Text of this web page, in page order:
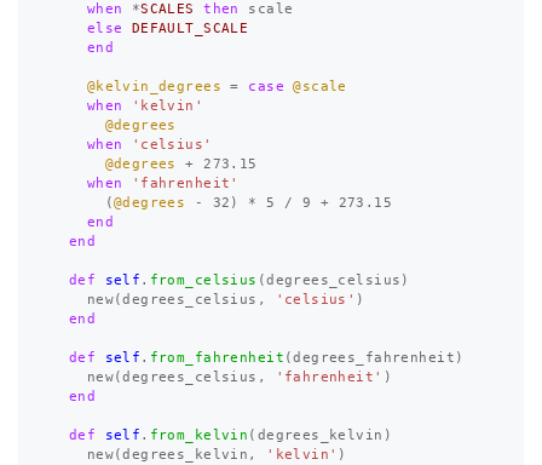
when
*SCALES then
scale
else
DEFAULT_SCALE
end
@kelvin_degrees = case
@scale
when
'kelvin'
@degrees
when
'celsius'
@degrees
+
273.15
when
'fahrenheit'
( @degrees - 32 ) * 5 / 9 +
273.15
end
end
def self . from_celsius (degrees_celsius )
new(degrees_celsius , 'celsius' )
end
def self . from_fahrenheit (degrees_fahrenheit )
new(degrees_celsius , 'fahrenheit' )
end
def self . from_kelvin ( degrees_kelvin )
new(degrees_kelvin , 'kelvin' )